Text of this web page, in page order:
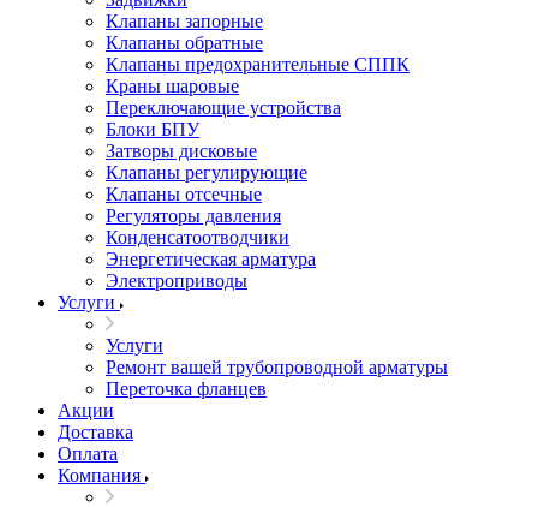
Клапаны запорные
Клапаны обратные
Клапаны предохранительные СППК
Краны шаровые
Переключающие устройства
Блоки БПУ
Затворы дисковые
Клапаны регулирующие
Клапаны отсечные
Регуляторы давления
Конденсатоотводчики
Энергетическая арматура
Электроприводы
Услуги
Услуги
Ремонт вашей трубопроводной арматуры
Переточка фланцев
Акции
Доставка
Оплата
Компания